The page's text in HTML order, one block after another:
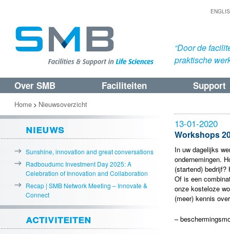
“Door de
praktische
Spring
naar
de
primaire
inhoud
Spring
naar
de
secundaire
inhoud
Over SMB Faciliteiten Support
13-01-2020
Workshops
In uw dagelijks
ondernemingen.
(startend)
Of is een
onze kosteloze
(meer) kennis
–
Home > Nieuwsoverzicht
nieuws
Sunshine, innovation and great conversations
Radboudumc Investment Day 2025: A
Celebration of Innovation and Collaboration
Recap | SMB Network Meeting – Innovate &
Connect
activiteiten